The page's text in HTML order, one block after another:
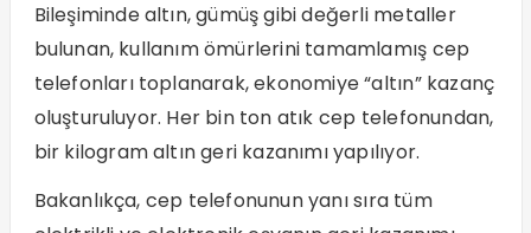
Bileşiminde altın, gümüş gibi değerli metaller
bulunan, kullanım ömürlerini tamamlamış cep
telefonları toplanarak, ekonomiye “altın” kazanç
oluşturuluyor. Her bin ton atık cep telefonundan,
bir kilogram altın geri kazanımı yapılıyor.
Bakanlıkça, cep telefonunun yanı sıra tüm